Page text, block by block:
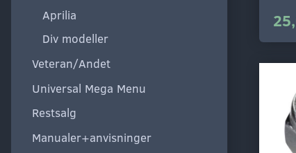
Aprilia
Div modeller
Veteran/Andet
Universal Mega Menu
Restsalg
Manualer+anvisninger